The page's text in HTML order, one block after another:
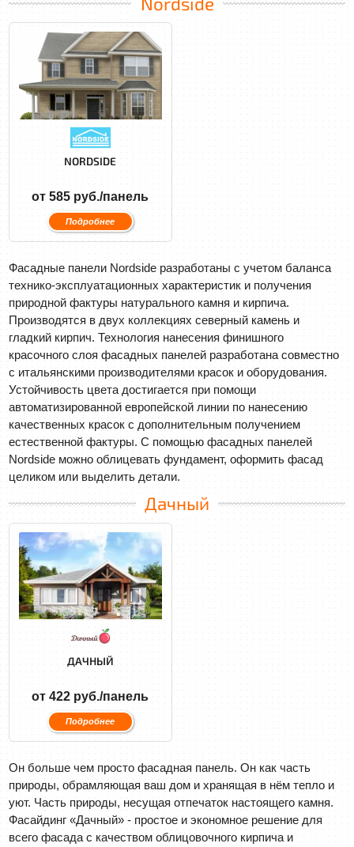
NORDSIDE
от 585 руб./панель
Подробнее
Фасадные панели Nordside разработаны с учетом баланса
технико-эксплуатационных характеристик и получения
природной фактуры натурального камня и кирпича.
Производятся в двух коллекциях северный камень и
гладкий кирпич. Технология нанесения финишного
красочного слоя фасадных панелей разработана совместно
с итальянскими производителями красок и оборудования.
Устойчивость цвета достигается при помощи
автоматизированной европейской линии по нанесению
качественных красок с дополнительным получением
естественной фактуры. С помощью фасадных панелей
Nordside можно облицевать фундамент, оформить фасад
целиком или выделить детали.
Дачный
ДАЧНЫЙ
от 422 руб./панель
Подробнее
Он больше чем просто фасадная панель. Он как часть
природы, обрамляющая ваш дом и хранящая в нём тепло и
уют. Часть природы, несущая отпечаток настоящего камня.
Фасайдинг «Дачный» - простое и экономное решение для
всего фасада с качеством облицовочного кирпича и